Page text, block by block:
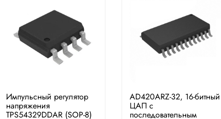
Импульсный регулятор
напряжения
TPS54329DDAR (SOP-8)
AD420ARZ-32, 16-битный
ЦАП с
последовательным